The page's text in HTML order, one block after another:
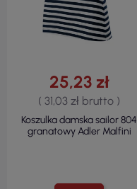
25,23 zł
( 31,03 zł brutto )
Koszulka damska sailor 804
granatowy Adler Malfini